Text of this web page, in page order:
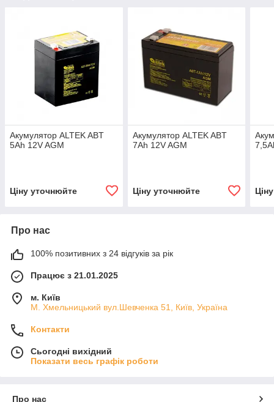
Акумулятор ALTEK ABT
5Аh 12V AGM
Ціну уточнюйте
Акумулятор ALTEK ABT
7Аh 12V AGM
Ціну уточнюйте
Про нас
100% позитивних з 24 відгуків за рік
Працює з 21.01.2025
м. Київ
М. Хмельницький вул.Шевченка 51, Київ, Україна
Контакти
Сьогодні вихідний
Показати весь графік роботи
Про нас